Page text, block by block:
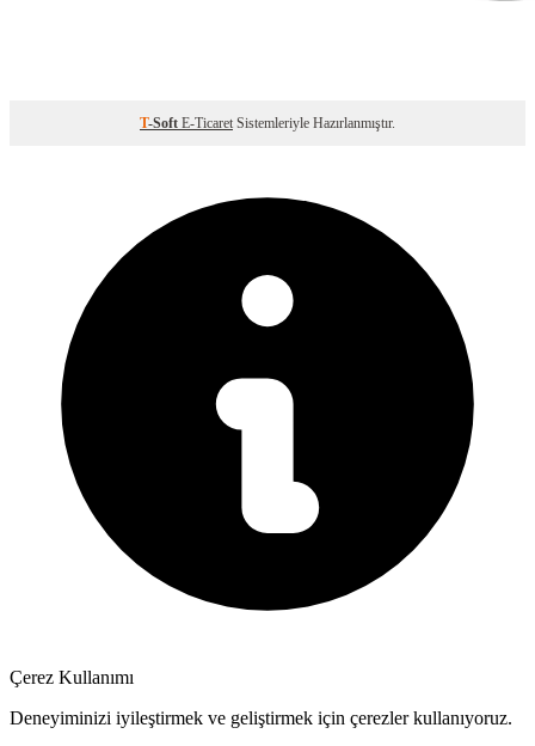
T-Soft E-Ticaret Sistemleriyle Hazırlanmıştır.
Çerez Kullanımı
Deneyiminizi iyileştirmek ve geliştirmek için çerezler kullanıyoruz.